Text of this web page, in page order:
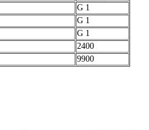
G 1
G 1
G 1
2400
9900